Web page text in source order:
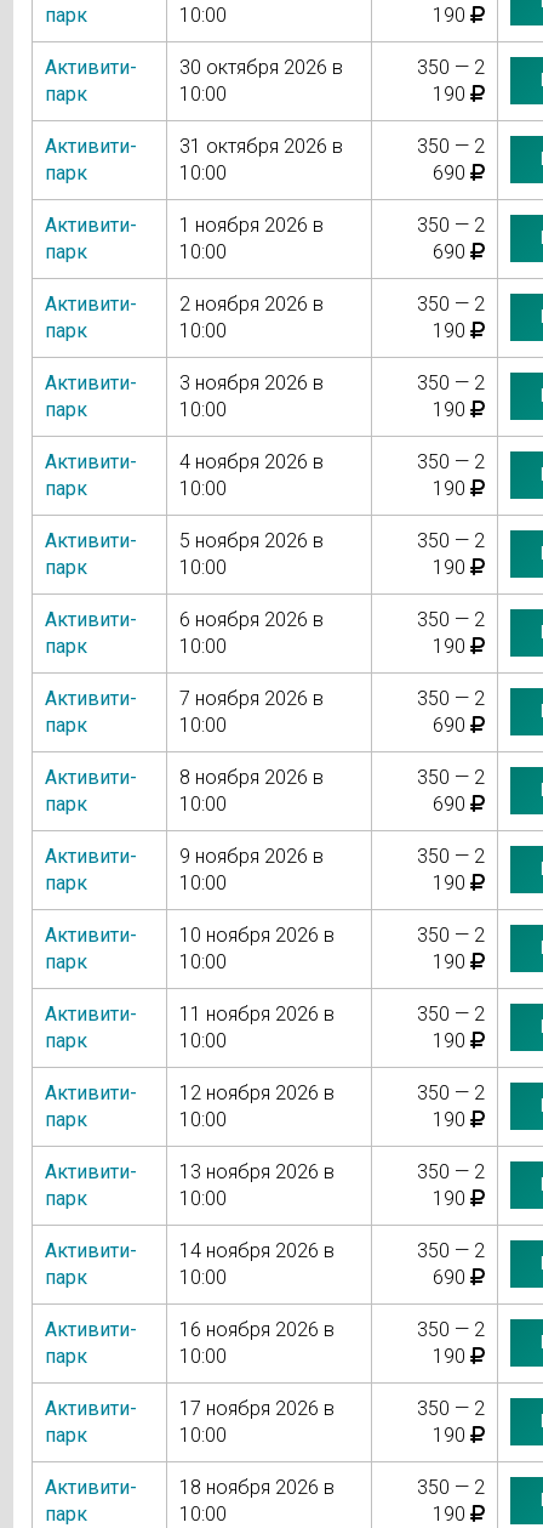
парк
10:00
190
Активити-
парк
30 октября 2026 в
10:00
350 — 2
190
Активити-
парк
31 октября 2026 в
10:00
350 — 2
690
Активити-
парк
1 ноября 2026 в
10:00
350 — 2
690
Активити-
парк
2 ноября 2026 в
10:00
350 — 2
190
Активити-
парк
3 ноября 2026 в
10:00
350 — 2
190
Активити-
парк
4 ноября 2026 в
10:00
350 — 2
190
Активити-
парк
5 ноября 2026 в
10:00
350 — 2
190
Активити-
парк
6 ноября 2026 в
10:00
350 — 2
190
Активити-
парк
7 ноября 2026 в
10:00
350 — 2
690
Активити-
парк
8 ноября 2026 в
10:00
350 — 2
690
Активити-
парк
9 ноября 2026 в
10:00
350 — 2
190
Активити-
парк
10 ноября 2026 в
10:00
350 — 2
190
Активити-
парк
11 ноября 2026 в
10:00
350 — 2
190
Активити-
парк
12 ноября 2026 в
10:00
350 — 2
190
Активити-
парк
13 ноября 2026 в
10:00
350 — 2
190
Активити-
парк
14 ноября 2026 в
10:00
350 — 2
690
Активити-
парк
16 ноября 2026 в
10:00
350 — 2
190
Активити-
парк
17 ноября 2026 в
10:00
350 — 2
190
Активити-
парк
18 ноября 2026 в
10:00
350 — 2
190